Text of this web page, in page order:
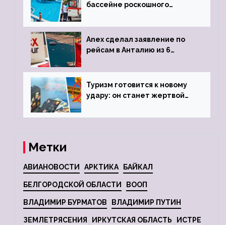
бассейне роскошного
Anex сделал заявление по
рейсам в Анталию из 6
Туризм готовится к новому
удару: он станет жертвой
Метки
АВИАНОВОСТИ АРКТИКА БАЙКАЛ
БЕЛГОРОДСКОЙ ОБЛАСТИ ВООП
ВЛАДИМИР БУРМАТОВ ВЛАДИМИР ПУТИН
ЗЕМЛЕТРЯСЕНИЯ ИРКУТСКАЯ ОБЛАСТЬ ИСТРЕ